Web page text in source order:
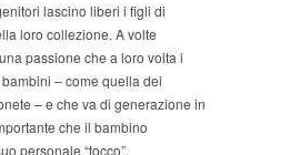
lascino liberi i figli di
loro collezione. A volte
passione che a loro volta i
– come quella dei
– e che va di generazione in
che il bambino
personale “tocco”.